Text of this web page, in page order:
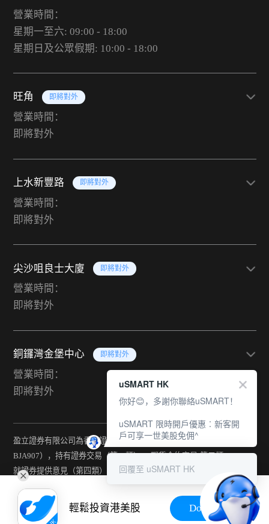
營業時間：
星期一至六: 09:00 - 18:00
星期日及公眾假期: 10:00 - 18:00
旺角 即將對外
營業時間：
即將對外
上水新豐路 即將對外
營業時間：
即將對外
尖沙咀良士大廈 即將對外
營業時間：
即將對外
銅鑼灣金堡中心 即將對外
營業時間：
即將對外
盈立證券有限公司為香港證監會持牌法團（中央編號：
BJA907），持有證券交易（第一類） 、期貨合約交易(第二類) 、
就證券提供意見（第四類） 、就期貨合約提供意見(第五類) 、就機
構融資提供意見（第六類）及提供資產管理（第九類）牌照。
輕鬆投資港美股 Download
uSMART HK
你好😊，多謝你聯絡uSMART！
uSMART 限時開戶優惠︰新客開
戶可享一世美股免佣^
回覆至 uSMART HK